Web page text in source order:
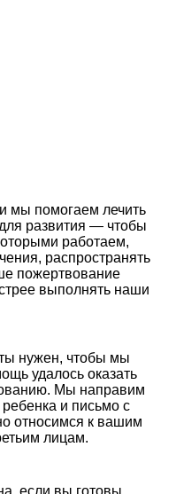
мы помогаем лечить
развития — чтобы
работаем,
распространять
пожертвование
выполнять наши
нужен, чтобы мы
удалось оказать
Мы направим
ребенка и письмо с
относимся к вашим
лицам.
если вы готовы